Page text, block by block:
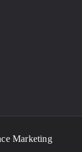
Marketing